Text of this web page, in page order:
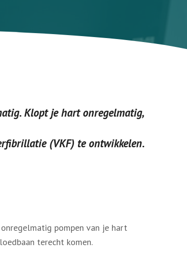
Klopt je hart onregelmatig,
(VKF) te ontwikkelen.
pompen van je hart
terecht komen.